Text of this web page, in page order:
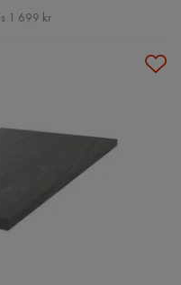
1 699 kr